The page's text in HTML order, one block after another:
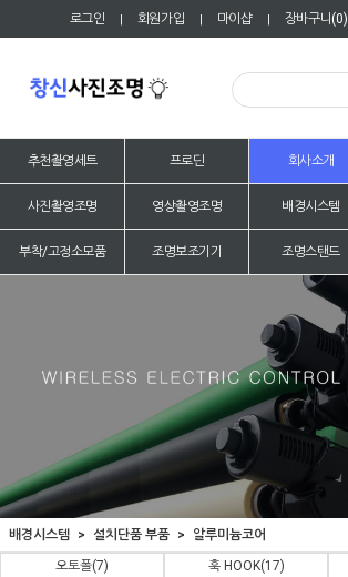
로그인 | 회원가입 | 마이샵 | 장바구니(0)
추천촬영세트 프로딘 회사소개
사진촬영조명 영상촬영조명 배경시스템
부착/고정소모품 조명보조기기 조명스탠드
배경시스템 설치단품 부품
알루미늄코어
오토폴(7) 훅 HOOK(17)